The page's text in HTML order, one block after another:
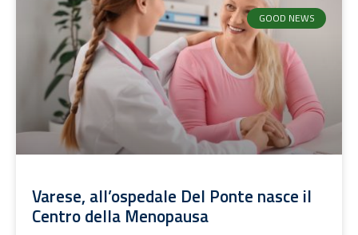
GOOD NEWS
Varese, all’ospedale Del Ponte nasce il
Centro della Menopausa